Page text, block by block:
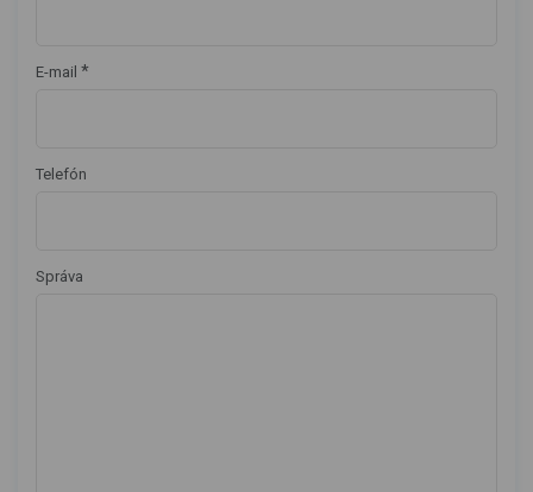
E-mail *
Telefón
Správa